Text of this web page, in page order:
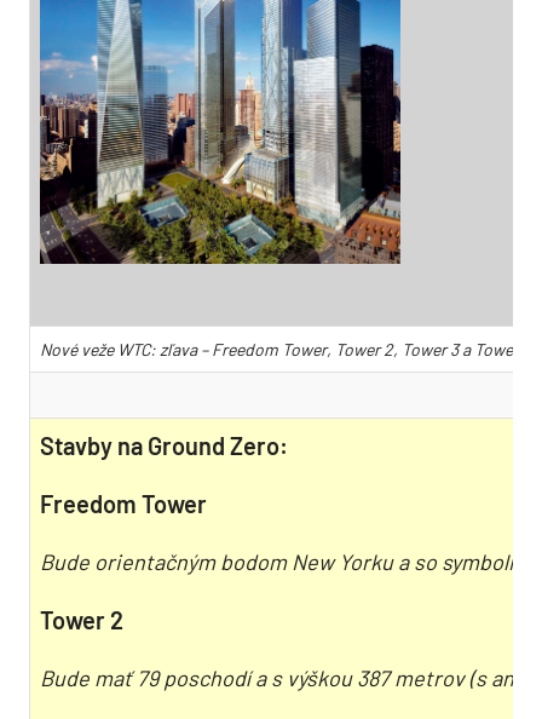
Nové veže WTC: zľava – Freedom Tower, Tower 2, Tower 3 a Tower 4
Stavby na Ground Zero:
Freedom Tower
Bude orientačným bodom New Yorku a so
Tower 2
Bude mať 79 poschodí a s výškou 387 metrov (s